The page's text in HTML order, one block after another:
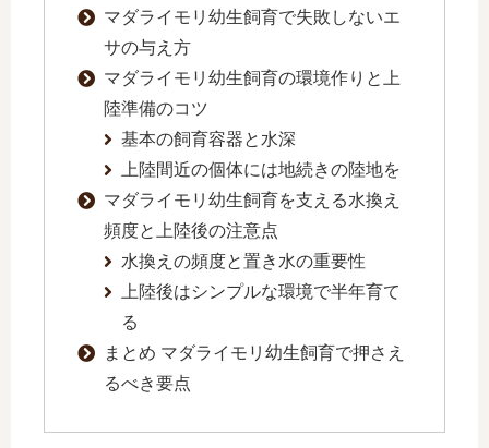
マダライモリ幼生飼育で失敗しないエ
サの与え方
マダライモリ幼生飼育の環境作りと上
陸準備のコツ
基本の飼育容器と水深
上陸間近の個体には地続きの陸地を
マダライモリ幼生飼育を支える水換え
頻度と上陸後の注意点
水換えの頻度と置き水の重要性
上陸後はシンプルな環境で半年育て
る
まとめ マダライモリ幼生飼育で押さえ
るべき要点